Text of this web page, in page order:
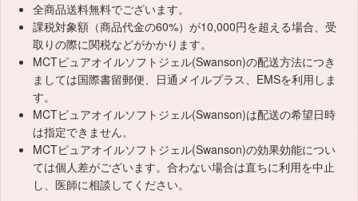
全商品送料無料でございます。
課税対象額（商品代金の60%）が10,000円を超える場合、受
取りの際に関税などがかかります。
MCTピュアオイルソフトジェル(Swanson)の配送方法につき
ましては国際書留郵便、日通メイルプラス、EMSを利用しま
す。
MCTピュアオイルソフトジェル(Swanson)は配送の希望日時
は指定できません。
MCTピュアオイルソフトジェル(Swanson)の効果効能につい
ては個人差がございます。合わない場合は直ちに利用を中止
し、医師に相談してください。